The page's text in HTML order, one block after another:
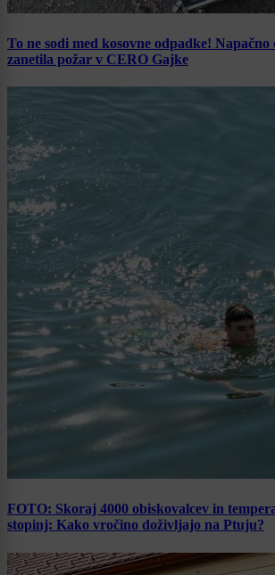
To ne sodi med kosovne odpadke! Napačno
zanetila požar v CERO Gajke
FOTO: Skoraj 4000 obiskovalcev in
stopinj: Kako vročino doživljajo na Ptuju?